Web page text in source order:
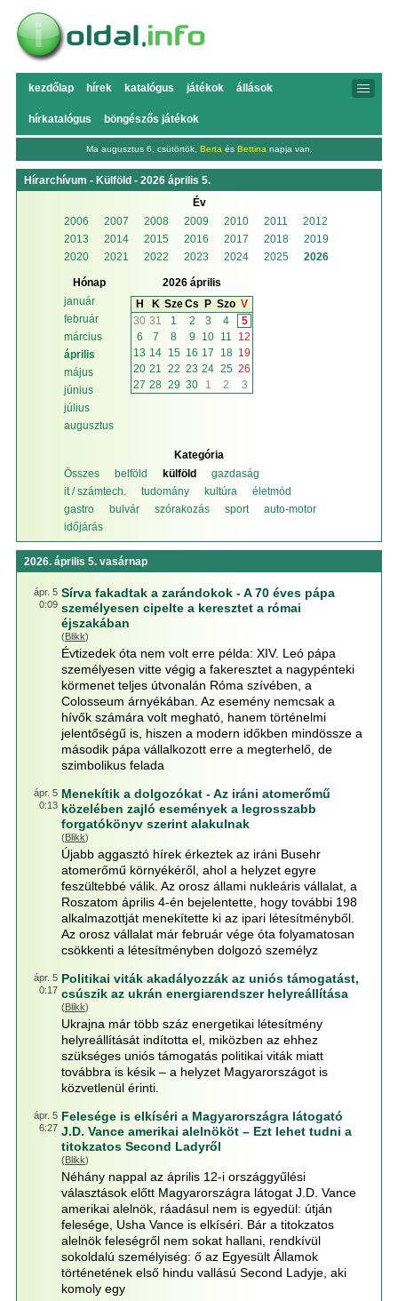
kezdőlap hírek katalógus játékok állások
hírkatalógus böngészős játékok
Ma augusztus 6, csütörtök, Berta és Bettina napja van.
Hírarchívum - Külföld - 2026 április 5.
Év
2006
2007 2008 2009 2010 2011
2012
2013
2014 2015 2016 2017 2018
2019
2020
2021 2022 2023 2024 2025 2026
Hónap
január
február
március
április
május
június
július
augusztus
2026 április
H
K SzeCs P Szo V
30 31 1 2 3 4
5
6
7 8 9 10 11
12
13 14 15 16 17 18 19
20 21 22 23 24 25 26
27 28 29 30 1 2 3
Kategória
Összes
belföld külföld
gazdaság
it / számtech.
tudomány kultúra
életmód
gastro
bulvár szórakozás sport
auto-motor
időjárás
2026. április 5. vasárnap
ápr. 5
0:09
Sírva fakadtak a zarándokok - A 70 éves pápa
személyesen cipelte a keresztet a római
éjszakában
(Blikk)
Évtizedek óta nem volt erre példa: XIV. Leó pápa
személyesen vitte végig a fakeresztet a nagypénteki
körmenet teljes útvonalán Róma szívében, a
Colosseum árnyékában. Az esemény nemcsak a
hívők számára volt megható, hanem történelmi
jelentőségű is, hiszen a modern időkben mindössze a
második pápa vállalkozott erre a megterhelő, de
szimbolikus felada
ápr. 5
0:13
Menekítik a dolgozókat - Az iráni atomerőmű
közelében zajló események a legrosszabb
forgatókönyv szerint alakulnak
(Blikk)
Újabb aggasztó hírek érkeztek az iráni Busehr
atomerőmű környékéről, ahol a helyzet egyre
feszültebbé válik. Az orosz állami nukleáris vállalat, a
Roszatom április 4-én bejelentette, hogy további 198
alkalmazottját menekítette ki az ipari létesítményből.
Az orosz vállalat már február vége óta folyamatosan
csökkenti a létesítményben dolgozó személyz
ápr. 5
0:17
Politikai viták akadályozzák az uniós támogatást,
csúszik az ukrán energiarendszer helyreállítása
(Blikk)
Ukrajna már több száz energetikai létesítmény
helyreállítását indította el, miközben az ehhez
szükséges uniós támogatás politikai viták miatt
továbbra is késik – a helyzet Magyarországot is
közvetlenül érinti.
ápr. 5
6:27
Felesége is elkíséri a Magyarországra látogató
J.D. Vance amerikai alelnököt – Ezt lehet tudni a
titokzatos Second Ladyről
(Blikk)
Néhány nappal az április 12-i országgyűlési
választások előtt Magyarországra látogat J.D. Vance
amerikai alelnök, ráadásul nem is egyedül: útján
felesége, Usha Vance is elkíséri. Bár a titokzatos
alelnök feleségről nem sokat hallani, rendkívül
sokoldalú személyiség: ő az Egyesült Államok
történetének első hindu vallású Second Ladyje, aki
komoly egy